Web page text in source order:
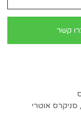
קשר
, סניקרס אוטרי